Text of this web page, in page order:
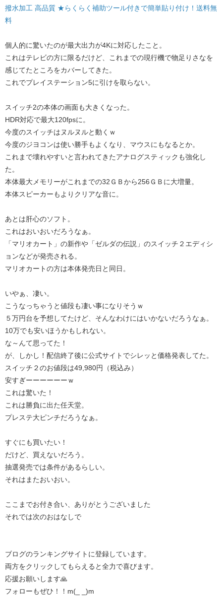
撥水加工 高品質 ★らくらく補助ツール付きで簡単貼り付け！送料無
料
個人的に驚いたのが最大出力が4Kに対応したこと。
これはテレビの方に限るだけど、これまでの現行機で物足りさなを
感じてたところをカバーしてきた。
これでプレイステーション5に引けを取らない。
スイッチ2の本体の画面も大きくなった。
HDR対応で最大120fpsに。
今度のスイッチはヌルヌルと動くｗ
今度のジヨコンは使い勝手もよくなり、マウスにもなるとか。
これまで壊れやすいと言われてきたアナログスティックも強化し
た。
本体最大メモリーがこれまでの32ＧＢから256ＧＢに大増量。
本体スピーカーもよりクリアな音に。
あとは肝心のソフト。
これはおいおいだろうなぁ。
「マリオカート」の新作や「ゼルダの伝説」のスイッチ２エディシ
ョンなどが発売される。
マリオカートの方は本体発売日と同日。
いやぁ、凄い。
こうなっちゃうと値段も凄い事になりそうｗ
５万円台を予想してたけど、そんなわけにはいかないだろうなぁ。
10万でも安いほうかもしれない。
な～んて思ってた！
が、しかし！配信終了後に公式サイトでシレッと価格発表してた。
スイッチ２のお値段は49,980円（税込み）
安すぎーーーーーーｗ
これは驚いた！
これは勝負に出た任天堂。
プレステ大ピンチだろうなぁ。
すぐにも買いたい！
だけど、買えないだろう。
抽選発売では条件があるらしい。
それはまたおいおい。
ここまでお付き合い、ありがとうございました
それでは次のおはなしで
ブログのランキングサイトに登録しています。
両方をクリックしてもらえると全力で喜びます。
応援お願いします🙏
フォローもぜひ！！m(_ _)m